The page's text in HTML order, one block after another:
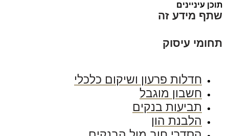
עיניינים
מידע זה
עיסוק
חדלות פרעון ושיקום כלכלי
חשבון מוגבל
תביעות בנקים
הלבנת הון